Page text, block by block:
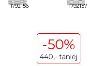
1792156 1792157
-50%
440,- taniej